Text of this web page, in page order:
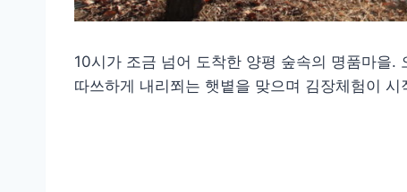
10시가 조금 넘어 도착한 양평 숲속의 명품마을.
따쓰하게 내리쬐는 햇볕을 맞으며 김장체험이